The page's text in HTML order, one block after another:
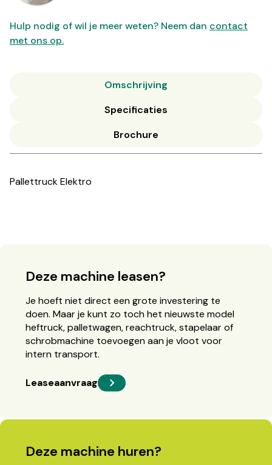
Hulp nodig of wil je meer weten? Neem dan contact
met ons op.
Omschrijving
Specificaties
Brochure
Pallettruck Elektro
Deze machine leasen?
Je hoeft niet direct een grote investering te
doen. Maar je kunt zo toch het nieuwste model
heftruck, palletwagen, reachtruck, stapelaar of
schrobmachine toevoegen aan je vloot voor
intern transport.
Leaseaanvraag
Deze machine huren?